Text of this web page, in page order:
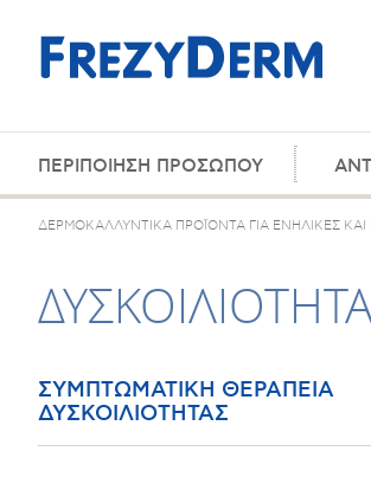
ΠΕΡΙΠΟΙΗΣΗ ΠΡΟΣΩΠΟΥ
ΔΕΡΜΟΚΑΛΛΥΝΤΙΚΑ ΠΡΟΪΟΝΤΑ ΓΙΑ ΕΝΗΛΙΚΕΣ
ΣΥΜΠΤΩΜΑΤΙΚΗ ΘΕΡΑΠΕΙΑ
ΔΥΣΚΟΙΛΙΟΤΗΤΑΣ